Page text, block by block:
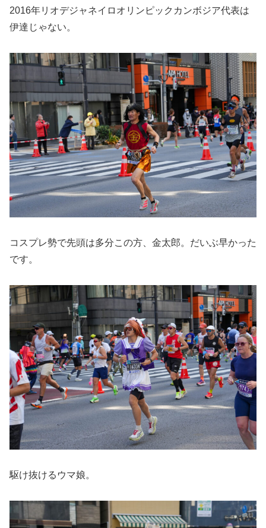
2016年リオデジャネイロオリンピックカンボジア代表は
伊達じゃない。
コスプレ勢で先頭は多分この方、金太郎。だいぶ早かった
です。
駆け抜けるウマ娘。